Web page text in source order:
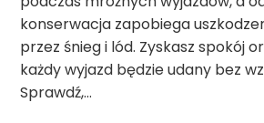
konserwacja zapobiega
przez śnieg i lód. Zyskasz spokój
każdy wyjazd będzie udany bez
Sprawdź,…